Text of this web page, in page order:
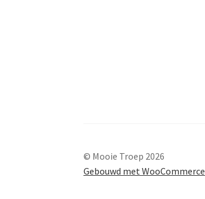
© Mooie Troep 2026
Gebouwd met WooCommerce